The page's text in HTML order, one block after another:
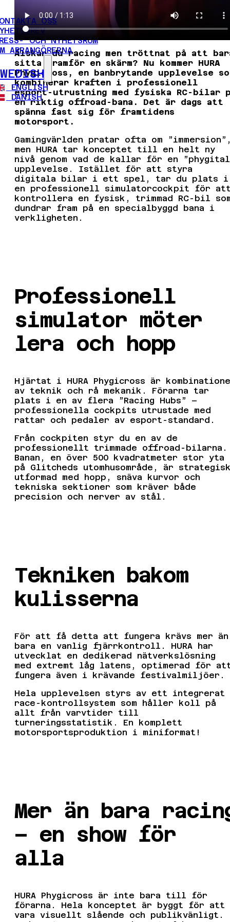
OSS
OCH NYHETSRUM
ARRANGÖRERNA
ENGLISH
DANISH
Älskar du racing men tröttnat på att
sitta framför en skärm? Nu kommer HURA
Phygicross, en banbrytande upplevelse
kombinerar kraften i professionell
esport-utrustning med fysiska RC-bilar
en riktig offroad-bana. Det är dags att
spänna fast sig för framtidens
motorsport.
Gamingvärlden pratar ofta om
men HURA tar konceptet till en helt ny
nivå genom vad de kallar för en
upplevelse. Istället för att styra
digitala bilar i ett spel, tar du plats i
en professionell simulatorcockpit för
kontrollera en fysisk, trimmad RC-bil
dundrar fram på en specialbyggd bana i
verkligheten.
Professionell
simulator möter
lera och hopp
Hjärtat i HURA Phygicross är
av teknik och rå mekanik. Förarna tar
plats i en av flera ”Racing Hubs” –
professionella cockpits utrustade med
rattar och pedaler av esport-standard.
Från cockpiten styr du en av de
professionellt trimmade offroad-bilarna.
Banan, en över 500 kvadratmeter stor yta
på Glitcheds utomhusområde, är
utformad med hopp, snäva kurvor och
tekniska sektioner som kräver både
precision och nerver av stål.
Tekniken bakom
kulisserna
För att få detta att fungera krävs mer än
bara en vanlig fjärrkontroll. HURA har
utvecklat en dedikerad nätverkslösning
med extremt låg latens, optimerad för
fungera även i krävande festivalmiljöer.
Hela upplevelsen styrs av ett integrerat
race-kontrollsystem som håller koll på
allt från varvtider till
turneringsstatistik. En komplett
motorsportsproduktion i miniformat!
Mer än bara
– en show för
alla
HURA Phygicross är inte bara till för
förarna. Hela konceptet är byggt för att
vara visuellt slående och publikvänligt.